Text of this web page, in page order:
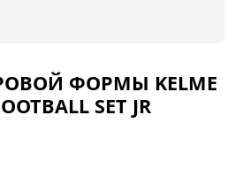
ФОРМЫ KELME
SET JR